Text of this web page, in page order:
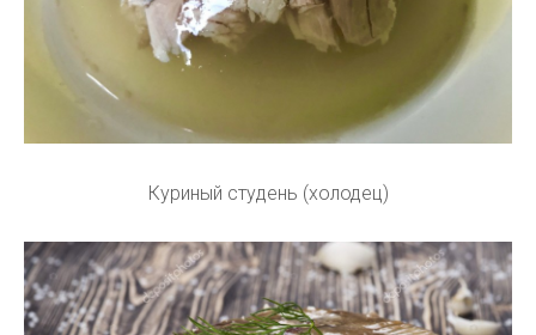
Куриный студень (холодец)